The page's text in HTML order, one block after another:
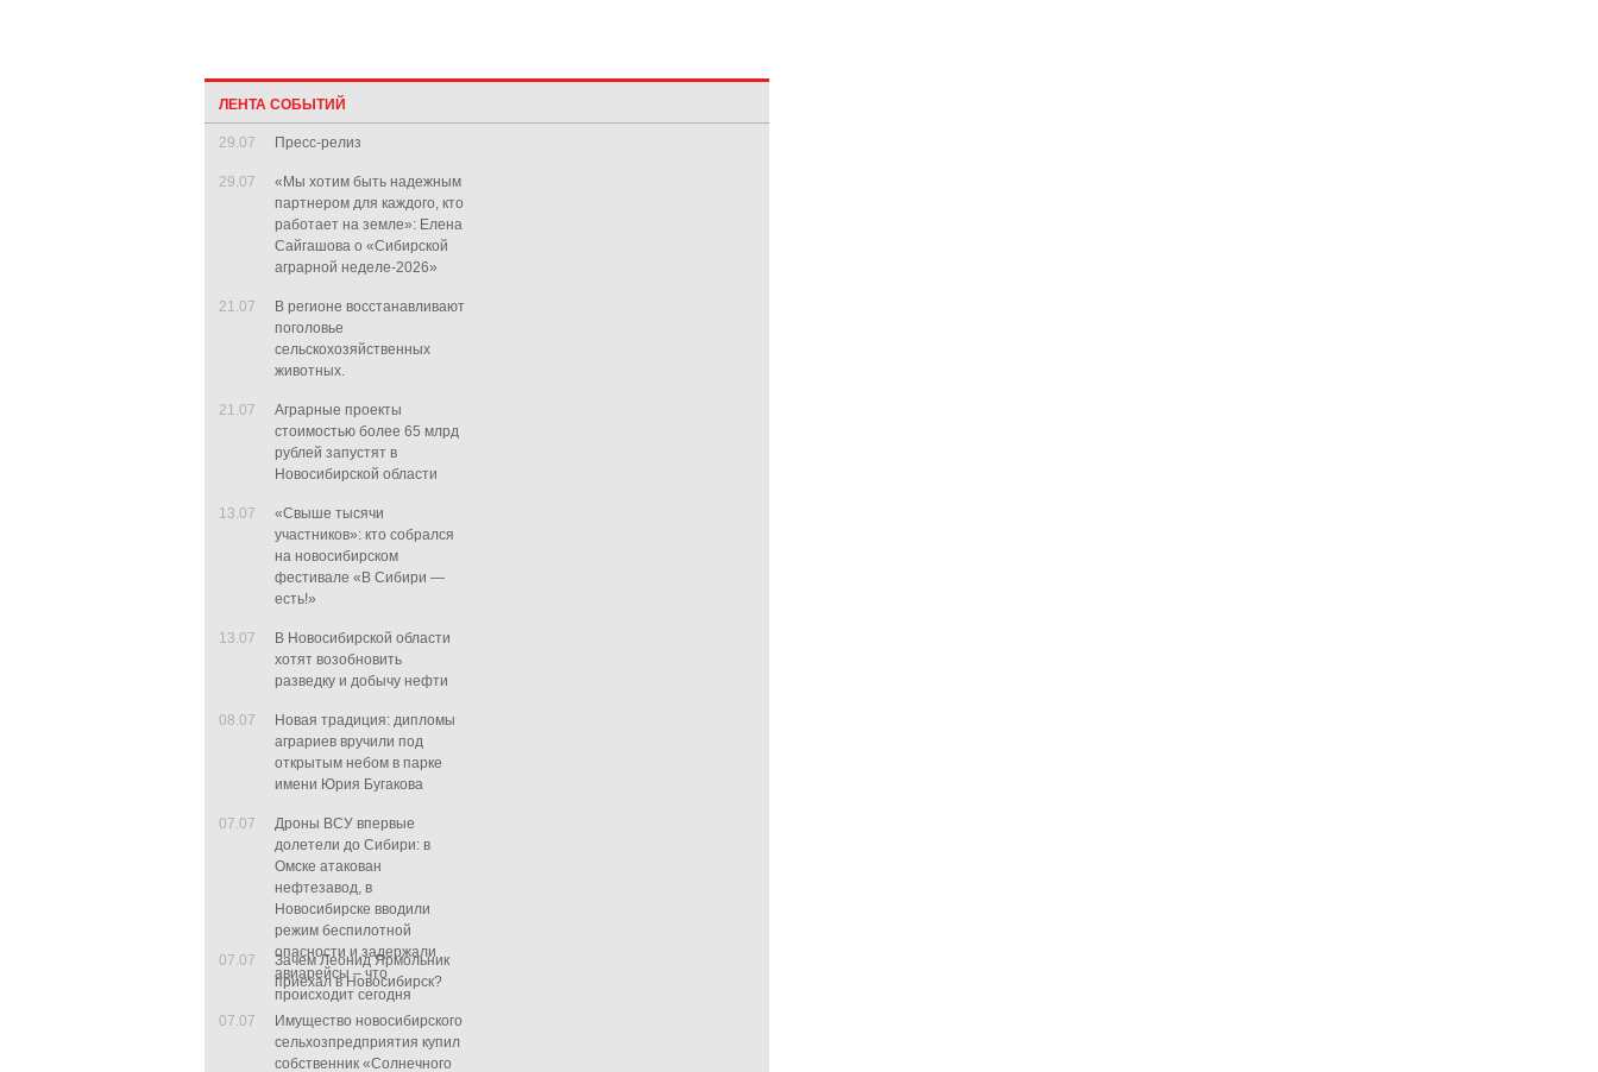
ЛЕНТА СОБЫТИЙ
29.07 Пресс-релиз
29.07
«Мы хотим быть надежным
партнером для каждого, кто
работает на земле»: Елена
Сайгашова о «Сибирской
аграрной неделе-2026»
21.07
В регионе восстанавливают
поголовье
сельскохозяйственных
животных.
21.07
Аграрные проекты
стоимостью более 65 млрд
рублей запустят в
Новосибирской области
13.07
«Свыше тысячи
участников»: кто собрался
на новосибирском
фестивале «В Сибири —
есть!»
13.07
В Новосибирской области
хотят возобновить
разведку и добычу нефти
08.07
Новая традиция: дипломы
аграриев вручили под
открытым небом в парке
имени Юрия Бугакова
07.07
Дроны ВСУ впервые
долетели до Сибири: в
Омске атакован
нефтезавод, в
Новосибирске вводили
режим беспилотной
опасности и задержали
авиарейсы – что
происходит сегодня
07.07
Зачем Леонид Ярмольник
приехал в Новосибирск?
07.07
Имущество новосибирского
сельхозпредприятия купил
собственник «Солнечного